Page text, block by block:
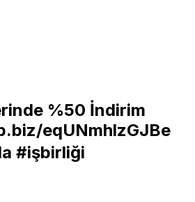
%50 İndirim
eqUNmhlzGJBe
#işbirliği